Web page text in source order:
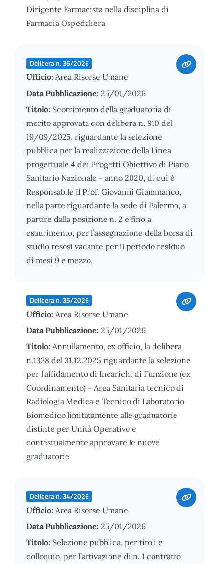
Dirigente Farmacista nella disciplina di
Farmacia Ospedaliera
Delibera n. 36/2026
Ufficio: Area Risorse Umane
Data Pubblicazione: 25/01/2026
Titolo: Scorrimento della graduatoria di
merito approvata con delibera n. 910 del
19/09/2025, riguardante la selezione
pubblica per la realizzazione della Linea
progettuale 4 dei Progetti Obiettivo di Piano
Sanitario Nazionale - anno 2020, di cui è
Responsabile il Prof. Giovanni Giammanco,
nella parte riguardante la sede di Palermo, a
partire dalla posizione n. 2 e fino a
esaurimento, per l’assegnazione della borsa di
studio resosi vacante per il periodo residuo
di mesi 9 e mezzo,
Delibera n. 35/2026
Ufficio: Area Risorse Umane
Data Pubblicazione: 25/01/2026
Titolo: Annullamento, ex officio, la delibera
n.1338 del 31.12.2025 riguardante la selezione
per l’affidamento di Incarichi di Funzione (ex
Coordinamento) – Area Sanitaria tecnico di
Radiologia Medica e Tecnico di Laboratorio
Biomedico limitatamente alle graduatorie
distinte per Unità Operative e
contestualmente approvare le nuove
graduatorie
Delibera n. 34/2026
Ufficio: Area Risorse Umane
Data Pubblicazione: 25/01/2026
Titolo: Selezione pubblica, per titoli e
colloquio, per l’attivazione di n. 1 contratto